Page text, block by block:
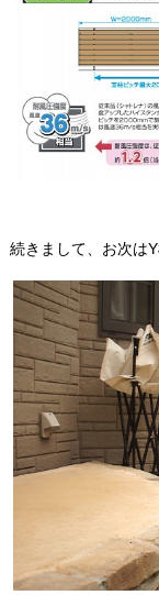
続きまして、お次は